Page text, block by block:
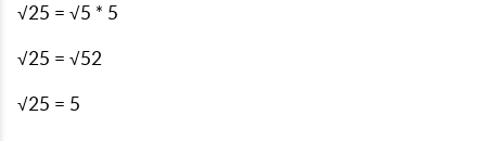
√25 = √5 * 5
√25 = √52
√25 = 5